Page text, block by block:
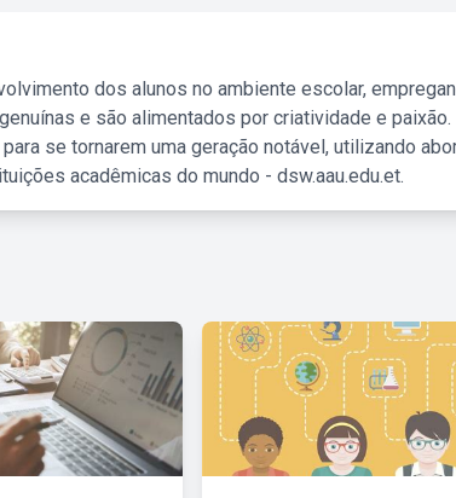
dos alunos no ambiente escolar,
e são alimentados por criatividade e paixão.
se tornarem uma geração notável, utilizando
acadêmicas do mundo - dsw.aau.edu.et.